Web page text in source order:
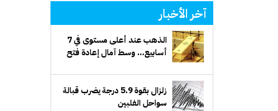
آخر الأخبار
الذهب عند أعلى مستوى في 7
أسابيع... وسط آمال إعادة فتح
زلزال بقوة 5.9 درجة يضرب قبالة
سواحل الفلبين